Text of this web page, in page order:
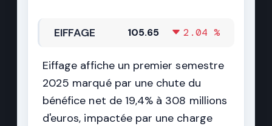
EIFFAGE 105.65 2.04 %
Eiffage affiche un premier semestre
2025 marqué par une chute du
bénéfice net de 19,4% à 308 millions
d'euros, impactée par une charge